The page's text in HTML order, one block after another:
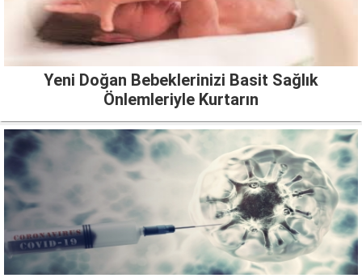
Yeni Doğan Bebeklerinizi Basit Sağlık
Önlemleriyle Kurtarın